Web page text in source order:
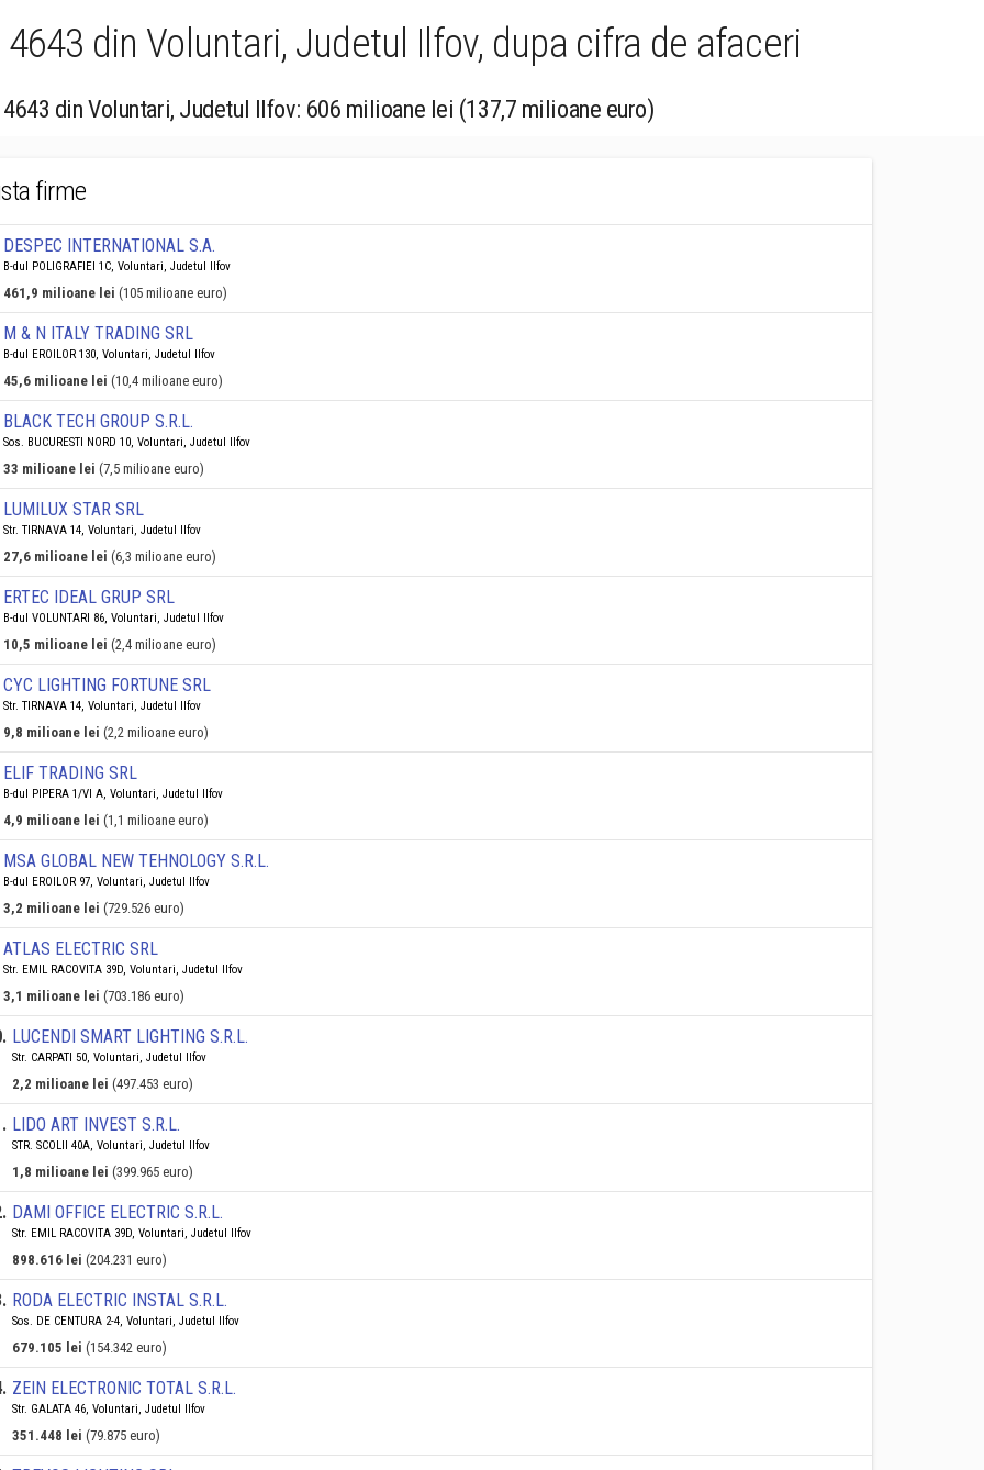
din Voluntari, Judetul Ilfov, dupa cifra de afaceri
din Voluntari, Judetul Ilfov: 606 milioane lei (137,7 milioane euro)
firme
DESPEC INTERNATIONAL S.A.
B-dul POLIGRAFIEI 1C, Voluntari, Judetul Ilfov
461,9 milioane lei (105 milioane euro)
M & N ITALY TRADING SRL
B-dul EROILOR 130, Voluntari, Judetul Ilfov
45,6 milioane lei (10,4 milioane euro)
BLACK TECH GROUP S.R.L.
Sos. BUCURESTI NORD 10, Voluntari, Judetul Ilfov
33 milioane lei (7,5 milioane euro)
LUMILUX STAR SRL
Str. TIRNAVA 14, Voluntari, Judetul Ilfov
27,6 milioane lei (6,3 milioane euro)
ERTEC IDEAL GRUP SRL
B-dul VOLUNTARI 86, Voluntari, Judetul Ilfov
10,5 milioane lei (2,4 milioane euro)
CYC LIGHTING FORTUNE SRL
Str. TIRNAVA 14, Voluntari, Judetul Ilfov
9,8 milioane lei (2,2 milioane euro)
ELIF TRADING SRL
B-dul PIPERA 1/VI A, Voluntari, Judetul Ilfov
4,9 milioane lei (1,1 milioane euro)
MSA GLOBAL NEW TEHNOLOGY S.R.L.
B-dul EROILOR 97, Voluntari, Judetul Ilfov
3,2 milioane lei (729.526 euro)
ATLAS ELECTRIC SRL
Str. EMIL RACOVITA 39D, Voluntari, Judetul Ilfov
3,1 milioane lei (703.186 euro)
. LUCENDI SMART LIGHTING S.R.L.
Str. CARPATI 50, Voluntari, Judetul Ilfov
2,2 milioane lei (497.453 euro)
. LIDO ART INVEST S.R.L.
STR. SCOLII 40A, Voluntari, Judetul Ilfov
1,8 milioane lei (399.965 euro)
. DAMI OFFICE ELECTRIC S.R.L.
Str. EMIL RACOVITA 39D, Voluntari, Judetul Ilfov
898.616 lei (204.231 euro)
. RODA ELECTRIC INSTAL S.R.L.
Sos. DE CENTURA 2-4, Voluntari, Judetul Ilfov
679.105 lei (154.342 euro)
. ZEIN ELECTRONIC TOTAL S.R.L.
Str. GALATA 46, Voluntari, Judetul Ilfov
351.448 lei (79.875 euro)